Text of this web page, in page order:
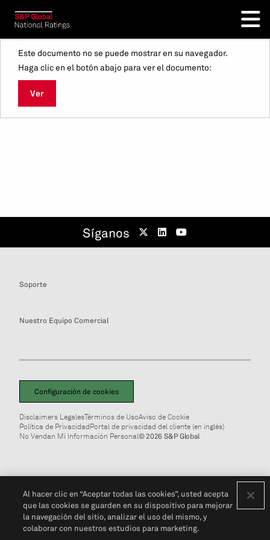
Este documento no se puede mostrar en su navegador.
Haga clic en el botón abajo para ver el documento:
Ver
Síganos
Soporte
Nuestro Equipo Comercial
Configuración de cookies
Disclaimers LegalesTérminos de UsoAviso de Cookie
Política de PrivacidadPortal de privacidad del cliente (en inglés)
No Vendan Mi Información Personal© 2026 S&P Global
Al hacer clic en “Aceptar todas las cookies”, usted acepta
que las cookies se guarden en su dispositivo para mejorar
la navegación del sitio, analizar el uso del mismo, y
colaborar con nuestros estudios para marketing.